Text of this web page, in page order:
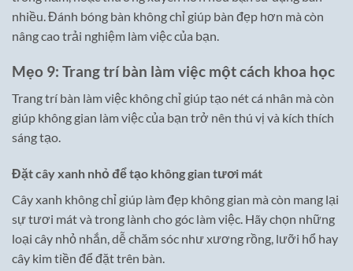
nhiều. Đánh bóng bàn không chỉ giúp bàn đẹp hơn mà còn
nâng cao trải nghiệm làm việc của bạn.
Mẹo 9: Trang trí bàn làm việc một cách khoa học
Trang trí bàn làm việc không chỉ giúp tạo nét cá nhân mà còn
giúp không gian làm việc của bạn trở nên thú vị và kích thích
sáng tạo.
Đặt cây xanh nhỏ để tạo không gian tươi mát
Cây xanh không chỉ giúp làm đẹp không gian mà còn mang lại
sự tươi mát và trong lành cho góc làm việc. Hãy chọn những
loại cây nhỏ nhắn, dễ chăm sóc như xương rồng, lưỡi hổ hay
cây kim tiền để đặt trên bàn.